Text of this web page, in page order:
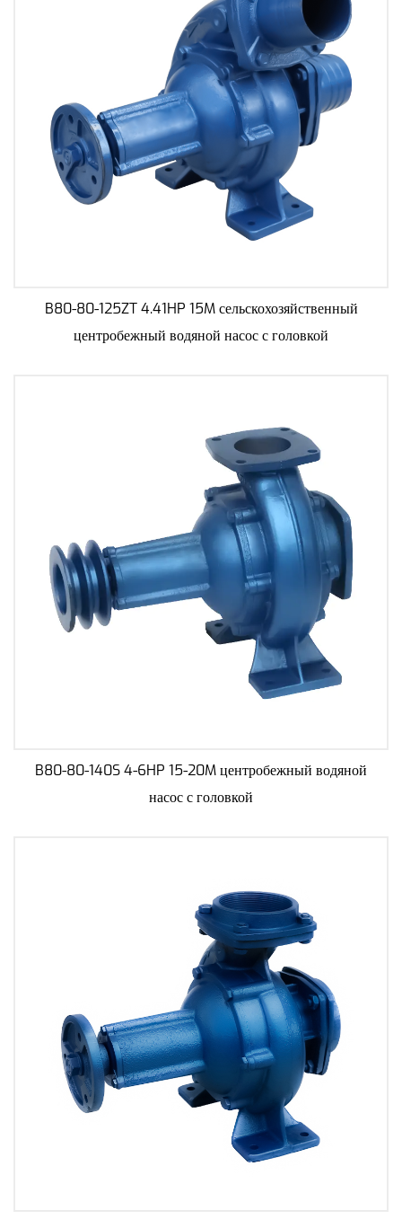
B80-80-125ZT 4.41HP 15M сельскохозяйственный
центробежный водяной насос с головкой
B80-80-140S 4-6HP 15-20M центробежный водяной
насос с головкой